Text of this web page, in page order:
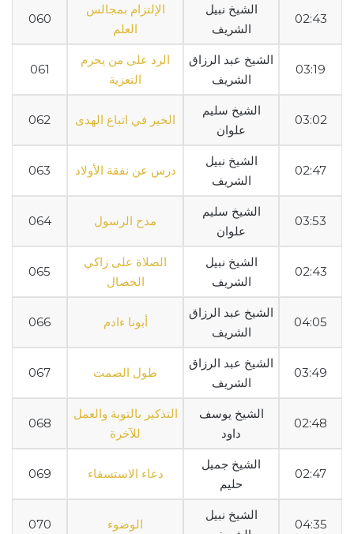
060
الإلتزام بمجالس
العلم
الشيخ نبيل
الشريف
02:43
061
الرد على من يحرم
التعزية
الشيخ عبد الرزاق
الشريف
03:19
062 الخير في اتباع الهدى
الشيخ سليم
علوان
03:02
063 درس عن نفقة الأولاد
الشيخ نبيل
الشريف
02:47
064 مدح الرسول
الشيخ سليم
علوان
03:53
065
الصلاة على زاكي
الخصال
الشيخ نبيل
الشريف
02:43
066 أبونا ءادم
الشيخ عبد الرزاق
الشريف
04:05
067 طول الصمت
الشيخ عبد الرزاق
الشريف
03:49
068
التذكير بالتوبة والعمل
للآخرة
الشيخ يوسف
داود
02:48
069 دعاء الاستسقاء
الشيخ جميل
حليم
02:47
070 الوضوء
الشيخ نبيل
04:35